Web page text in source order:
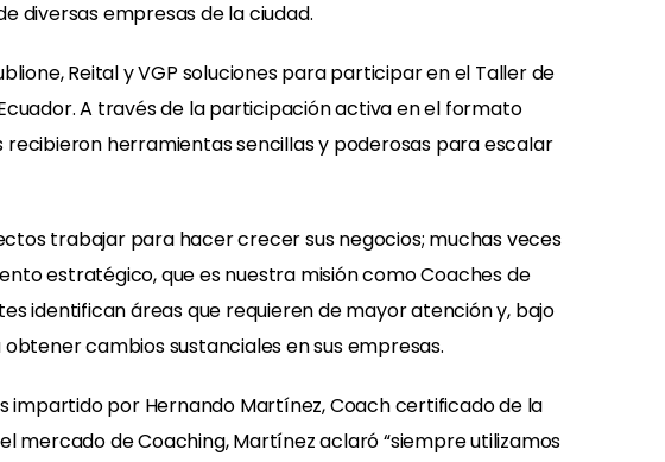
diversas empresas de la ciudad.
Reital y VGP soluciones para participar en el Taller de
A través de la participación activa en el formato
herramientas sencillas y poderosas para escalar
trabajar para hacer crecer sus negocios; muchas veces
estratégico, que es nuestra misión como Coaches de
identifican áreas que requieren de mayor atención y, bajo
cambios sustanciales en sus empresas.
por Hernando Martínez, Coach certificado de la
mercado de Coaching, Martínez aclaró “siempre utilizamos